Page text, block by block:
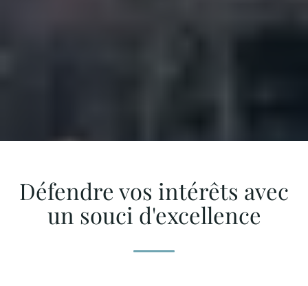
Défendre vos intérêts avec
un souci d'excellence